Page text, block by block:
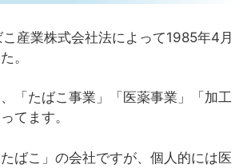
産業株式会社法によって1985年4月
。
「たばこ事業」「医薬事業」「加工
てます。
ばこ」の会社ですが、個人的には医